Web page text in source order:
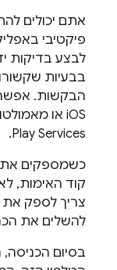
אתם יכולים
פיקטיבי
לבצע בדיקות
בבעיות
הבקשות. אפשר
Play Services.
כשמספקים את
צריך לספק את
להשלים את